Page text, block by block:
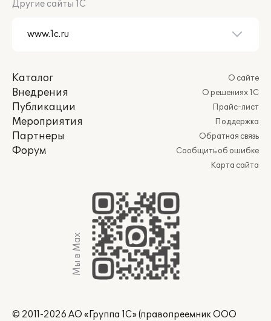
Другие сайты 1С
Каталог
Внедрения
Публикации
Мероприятия
Партнеры
Форум
О сайте
О решениях 1С
Прайс-лист
Поддержка
Обратная связь
Сообщить об ошибке
Карта сайта
Мы в Max
© 2011-2026 АО «Группа 1С» (правопреемник ООО